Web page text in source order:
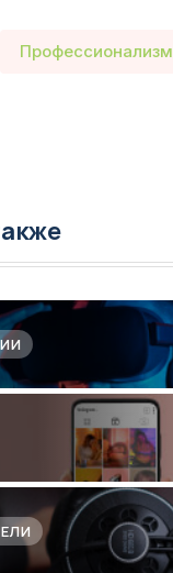
Профессионализм